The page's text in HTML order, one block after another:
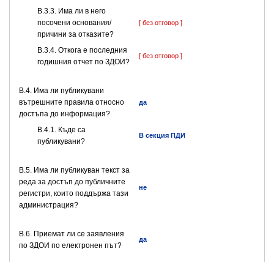
В.3.3. Има ли в него
посочени основания/
причини за отказите?
[ без отговор ]
В.3.4. Откога е последния
годишния отчет по ЗДОИ?
[ без отговор ]
В.4. Има ли публикувани
вътрешните правила относно
достъпа до информация?
да
В.4.1. Къде са
публикувани?
В секция ПДИ
В.5. Има ли публикуван текст за
реда за достъп до публичните
регистри, които поддържа тази
администрация?
не
В.6. Приемат ли се заявления
по ЗДОИ по електронен път?
да